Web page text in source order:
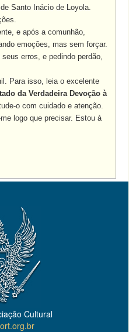
de Santo Inácio de Loyola.
e após a comunhão,
emoções, mas sem forçar.
erros, e pedindo perdão,
Para isso, leia o excelente
da Verdadeira Devoção à
o com cuidado e atenção.
logo que precisar. Estou à
Cultural